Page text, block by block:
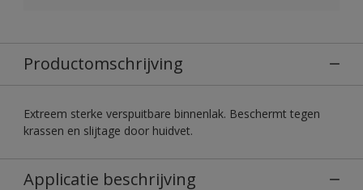
Productomschrijving
Extreem sterke verspuitbare binnenlak. Beschermt tegen
krassen en slijtage door huidvet.
Applicatie beschrijving